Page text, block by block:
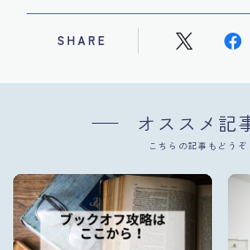
SHARE
オススメ記
こちらの記事もどうぞ